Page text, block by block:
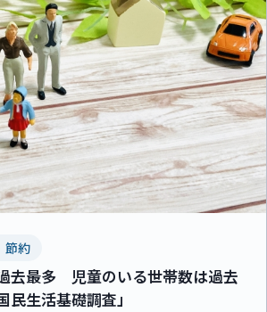
節約
去最多 児童のいる世帯数は過去
民生活基礎調査」